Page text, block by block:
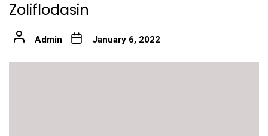
Zoliflodasin
Admin January 6, 2022